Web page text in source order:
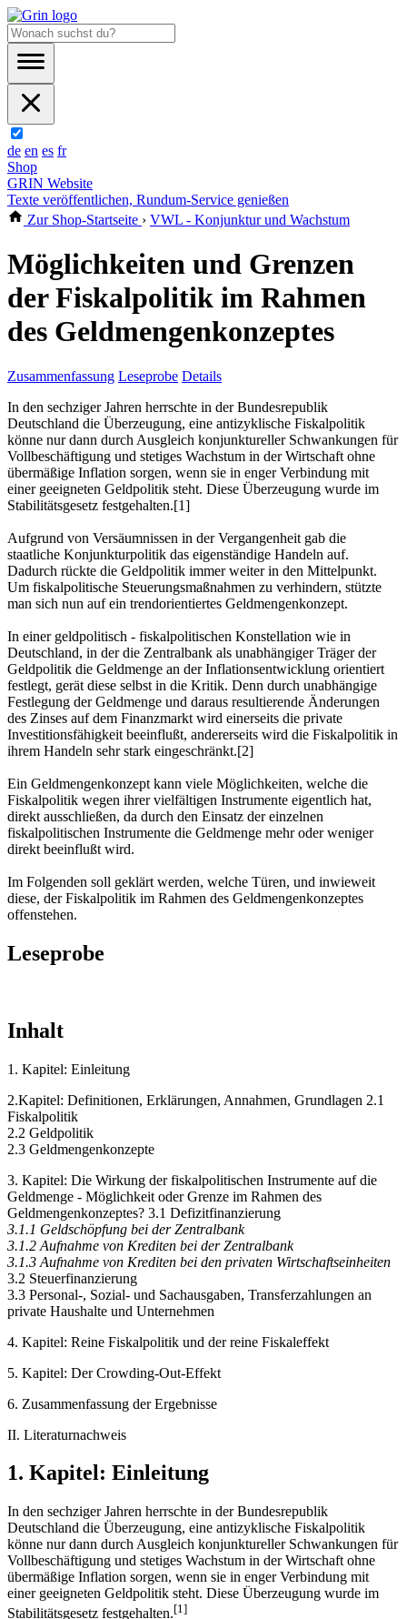
de en es fr
Shop
GRIN Website
Texte veröffentlichen, Rundum-Service genießen
Zur Shop-Startseite › VWL - Konjunktur und Wachstum
Möglichkeiten und Grenzen
der Fiskalpolitik im Rahmen
des Geldmengenkonzeptes
Zusammenfassung Leseprobe Details
In den sechziger Jahren herrschte in der Bundesrepublik
Deutschland die Überzeugung, eine antizyklische Fiskalpolitik
könne nur dann durch Ausgleich konjunktureller Schwankungen für
Vollbeschäftigung und stetiges Wachstum in der Wirtschaft ohne
übermäßige Inflation sorgen, wenn sie in enger Verbindung mit
einer geeigneten Geldpolitik steht. Diese Überzeugung wurde im
Stabilitätsgesetz festgehalten.[1]
Aufgrund von Versäumnissen in der Vergangenheit gab die
staatliche Konjunkturpolitik das eigenständige Handeln auf.
Dadurch rückte die Geldpolitik immer weiter in den Mittelpunkt.
Um fiskalpolitische Steuerungsmaßnahmen zu verhindern, stützte
man sich nun auf ein trendorientiertes Geldmengenkonzept.
In einer geldpolitisch - fiskalpolitischen Konstellation wie in
Deutschland, in der die Zentralbank als unabhängiger Träger der
Geldpolitik die Geldmenge an der Inflationsentwicklung orientiert
festlegt, gerät diese selbst in die Kritik. Denn durch unabhängige
Festlegung der Geldmenge und daraus resultierende Änderungen
des Zinses auf dem Finanzmarkt wird einerseits die private
Investitionsfähigkeit beeinflußt, andererseits wird die Fiskalpolitik in
ihrem Handeln sehr stark eingeschränkt.[2]
Ein Geldmengenkonzept kann viele Möglichkeiten, welche die
Fiskalpolitik wegen ihrer vielfältigen Instrumente eigentlich hat,
direkt ausschließen, da durch den Einsatz der einzelnen
fiskalpolitischen Instrumente die Geldmenge mehr oder weniger
direkt beeinflußt wird.
Im Folgenden soll geklärt werden, welche Türen, und inwieweit
diese, der Fiskalpolitik im Rahmen des Geldmengenkonzeptes
offenstehen.
Leseprobe
Inhalt
1. Kapitel: Einleitung
2.Kapitel: Definitionen, Erklärungen, Annahmen, Grundlagen 2.1
Fiskalpolitik
2.2 Geldpolitik
2.3 Geldmengenkonzepte
3. Kapitel: Die Wirkung der fiskalpolitischen Instrumente auf die
Geldmenge - Möglichkeit oder Grenze im Rahmen des
Geldmengenkonzeptes? 3.1 Defizitfinanzierung
3.1.1 Geldschöpfung bei der Zentralbank
3.1.2 Aufnahme von Krediten bei der Zentralbank
3.1.3 Aufnahme von Krediten bei den privaten Wirtschaftseinheiten
3.2 Steuerfinanzierung
3.3 Personal-, Sozial- und Sachausgaben, Transferzahlungen an
private Haushalte und Unternehmen
4. Kapitel: Reine Fiskalpolitik und der reine Fiskaleffekt
5. Kapitel: Der Crowding-Out-Effekt
6. Zusammenfassung der Ergebnisse
II. Literaturnachweis
1. Kapitel: Einleitung
In den sechziger Jahren herrschte in der Bundesrepublik
Deutschland die Überzeugung, eine antizyklische Fiskalpolitik
könne nur dann durch Ausgleich konjunktureller Schwankungen für
Vollbeschäftigung und stetiges Wachstum in der Wirtschaft ohne
übermäßige Inflation sorgen, wenn sie in enger Verbindung mit
einer geeigneten Geldpolitik steht. Diese Überzeugung wurde im
Stabilitätsgesetz festgehalten.[1]